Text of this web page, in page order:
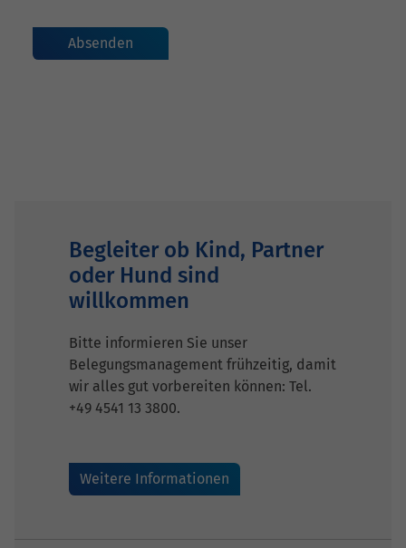
Begleiter ob Kind, Partner
oder Hund sind
willkommen
Bitte informieren Sie unser
Belegungsmanagement frühzeitig, damit
wir alles gut vorbereiten können: Tel.
+49 4541 13 3800.
Weitere Informationen